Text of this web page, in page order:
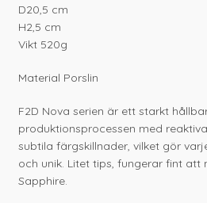
D20,5 cm
H2,5 cm
Vikt 520g
Material Porslin
F2D Nova serien är ett starkt
produktionsprocessen med
subtila färgskillnader, vilket gör
och unik. Litet tips, fungerar fint att
Sapphire.